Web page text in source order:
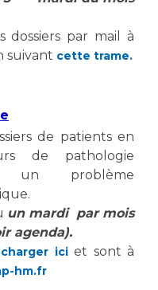
13
de Biologie
dossiers par mail à
suivant cette trame.
de patients en
de pathologie
un problème
un mardi par mois
agenda).
iciet sont à
hm.fr